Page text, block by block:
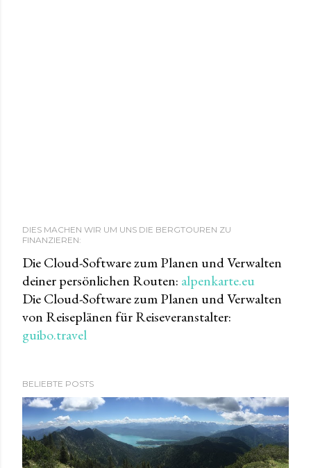
DIES MACHEN WIR UM UNS DIE BERGTOUREN ZU
FINANZIEREN:
Die Cloud-Software zum Planen und Verwalten
deiner persönlichen Routen: alpenkarte.eu
Die Cloud-Software zum Planen und Verwalten
von Reiseplänen für Reiseveranstalter:
guibo.travel
BELIEBTE POSTS